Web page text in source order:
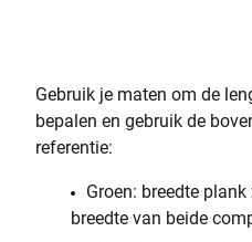
Gebruik je maten om de
bepalen en gebruik de
referentie:
Groen: breedte
breedte van beide